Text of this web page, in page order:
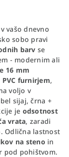
vašo dnevno
sobo pravi
barv se
- modernim ali
16 mm
PVC furnirjem,
voljo v
sijaj, črna +
je odsotnost
vrata, zaradi
Odlična lastnost
na steno in
pod pohištvom.